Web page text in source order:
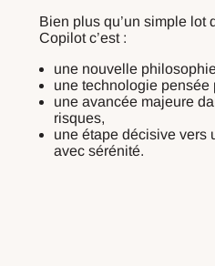
Bien plus qu’un simple lot
Copilot c’est :
une nouvelle
une technologie pensée
une avancée majeure
risques,
une étape décisive vers
avec sérénité.